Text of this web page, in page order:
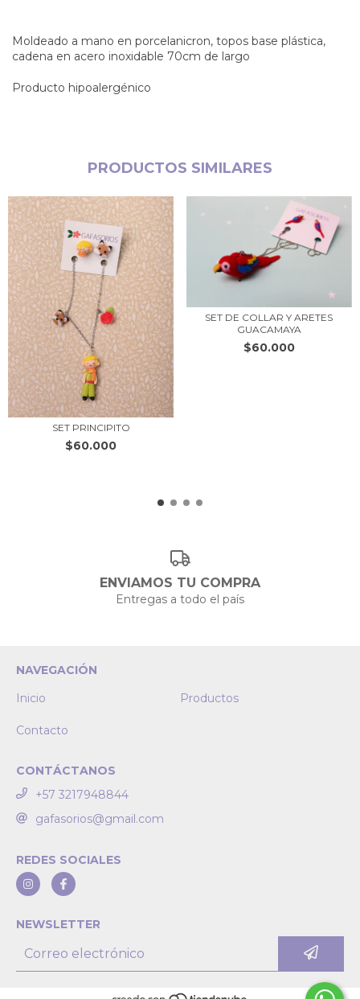
Moldeado a mano en porcelanicron, topos base plástica,
cadena en acero inoxidable 70cm de largo
Producto hipoalergénico
PRODUCTOS SIMILARES
SET PRINCIPITO
$60.000
SET DE COLLAR Y ARETES
GUACAMAYA
$60.000
ENVIAMOS TU COMPRA
Entregas a todo el país
NAVEGACIÓN
Inicio
Productos
Contacto
CONTÁCTANOS
+57 3217948844
gafasorios@gmail.com
REDES SOCIALES
NEWSLETTER